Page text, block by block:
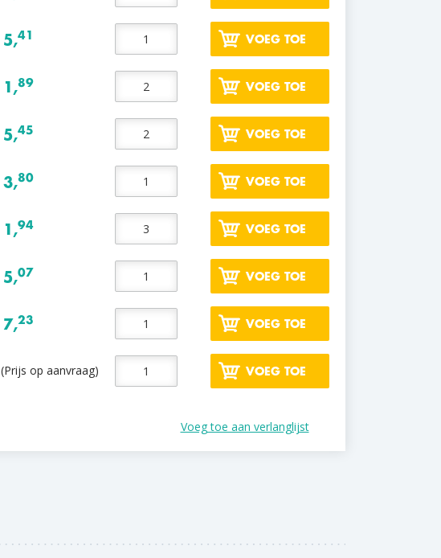
5,41 VOEG TOE
1,89 VOEG TOE
5,45 VOEG TOE
3,80 VOEG TOE
1,94 VOEG TOE
5,07 VOEG TOE
7,23 VOEG TOE
(Prijs op aanvraag) VOEG TOE
Voeg toe aan verlanglijst